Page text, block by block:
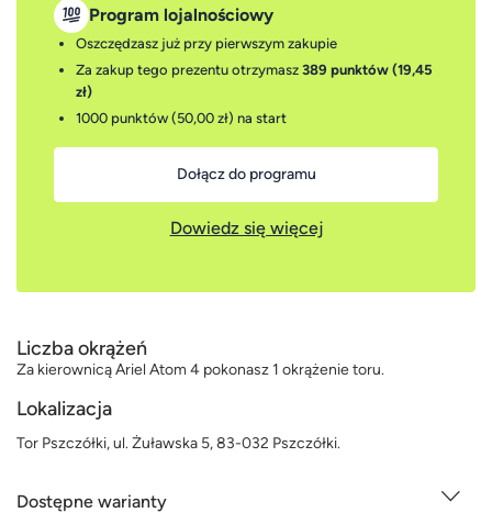
Program lojalnościowy
Oszczędzasz już przy pierwszym zakupie
Za zakup tego prezentu otrzymasz 389 punktów (19,45
zł)
1000 punktów (50,00 zł) na start
Dołącz do programu
Dowiedz się więcej
Liczba okrążeń
Za kierownicą Ariel Atom 4 pokonasz 1 okrążenie toru.
Lokalizacja
Tor Pszczółki, ul. Żuławska 5, 83-032 Pszczółki.
Dostępne warianty